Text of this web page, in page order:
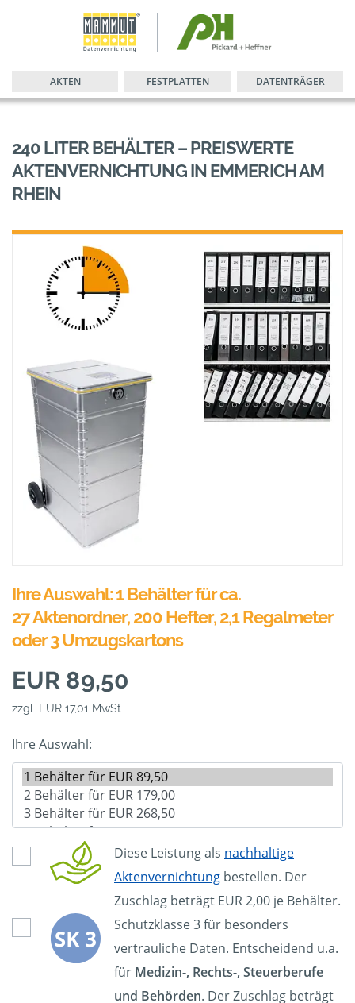
AKTEN FESTPLATTEN DATENTRÄGER
240 LITER BEHÄLTER – PREISWERTE
AKTENVERNICHTUNG IN EMMERICH AM
RHEIN
Ihre Auswahl: 1 Behälter für ca.
27 Aktenordner, 200 Hefter, 2,1 Regalmeter
oder 3 Umzugskartons
EUR 89,50
zzgl. EUR 17,01 MwSt.
Ihre Auswahl:
Diese Leistung als nachhaltige
Aktenvernichtung bestellen. Der
Zuschlag beträgt EUR 2,00 je Behälter.
Schutzklasse 3 für besonders
vertrauliche Daten. Entscheidend u.a.
für Medizin-, Rechts-, Steuerberufe
und Behörden. Der Zuschlag beträgt